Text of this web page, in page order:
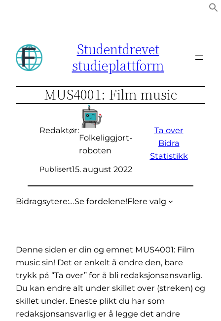
Studentdrevet
studieplattform
MUS4001: Film music
Redaktør:
Folkeliggjort-
roboten
Publisert15. august 2022
Ta over
Bidra
Statistikk
Bidragsytere:…Se fordelene!Flere valg
Denne siden er din og emnet MUS4001: Film
music sin! Det er enkelt å endre den, bare
trykk på “Ta over” for å bli redaksjonsansvarlig.
Du kan endre alt under skillet over (streken) og
skillet under. Eneste plikt du har som
redaksjonsansvarlig er å legge det andre